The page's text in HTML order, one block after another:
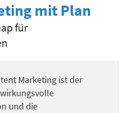
mit Plan
für
Marketing ist der
und die